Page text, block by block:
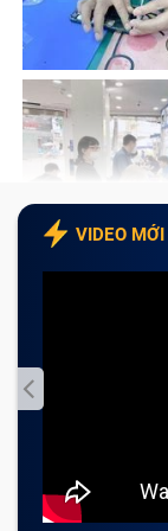
Watch Series
Tổng kết
Thay mặt kính
Apple
VIDEO